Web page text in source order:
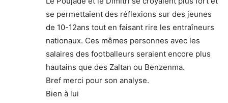
se permettaient des réflexions sur des jeunes
de 10-12ans tout en faisant rire les entraîneurs
nationaux. Ces mêmes personnes avec les
salaires des footballeurs seraient encore plus
hautains que des Zaltan ou Benzenma.
Bref merci pour son analyse.
Bien à lui